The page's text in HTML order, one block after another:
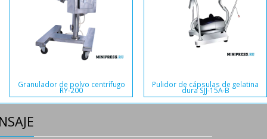
de tapas etiquetas autoadhesivas
LM-13
Equipo de corte de
sellado de agujas